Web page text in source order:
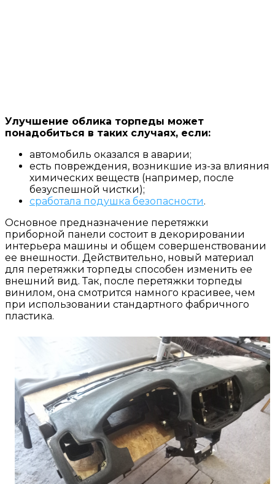
Улучшение облика торпеды может
понадобиться в таких случаях, если:
автомобиль оказался в аварии;
есть повреждения, возникшие из-за влияния
химических веществ (например, после
безуспешной чистки);
сработала подушка безопасности.
Основное предназначение перетяжки
приборной панели состоит в декорировании
интерьера машины и общем совершенствовании
ее внешности. Действительно, новый материал
для перетяжки торпеды способен изменить ее
внешний вид. Так, после перетяжки торпеды
винилом, она смотрится намного красивее, чем
при использовании стандартного фабричного
пластика.